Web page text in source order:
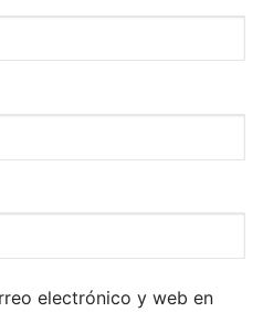
electrónico y web en